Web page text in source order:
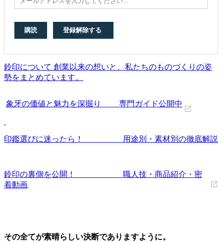
鈴印について 創業以来の想いと、私たちのものづくりの姿
勢をまとめています。
象牙の価値と魅力を深掘り 専門ガイド公開中
印鑑選びに迷ったら！ 用途別・素材別の徹底解説
鈴印の裏側を公開！ 職人技・商品紹介・密
着動画
その全てが素晴らしい決断でありますように。